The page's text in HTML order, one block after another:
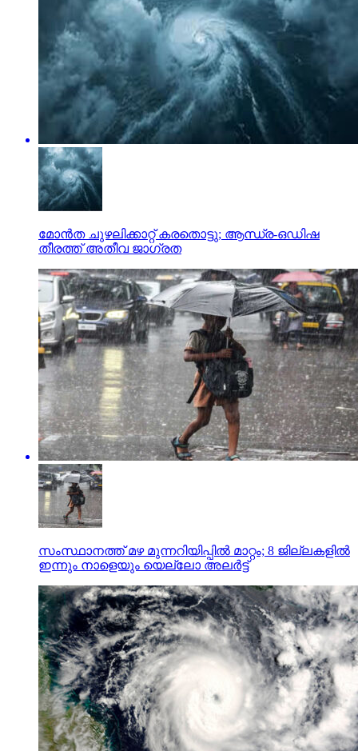
മോന്‍ത ചുഴലിക്കാറ്റ് കരതൊട്ടു; ആന്ധ്ര-ഒഡിഷ
തീരത്ത് അതീവ ജാഗ്രത
സംസ്ഥാനത്ത് മഴ മുന്നറിയിപ്പില്‍ മാറ്റം; 8 ജില്ലകളില്‍
ഇന്നും നാളെയും യെല്ലോ അലര്‍ട്ട്